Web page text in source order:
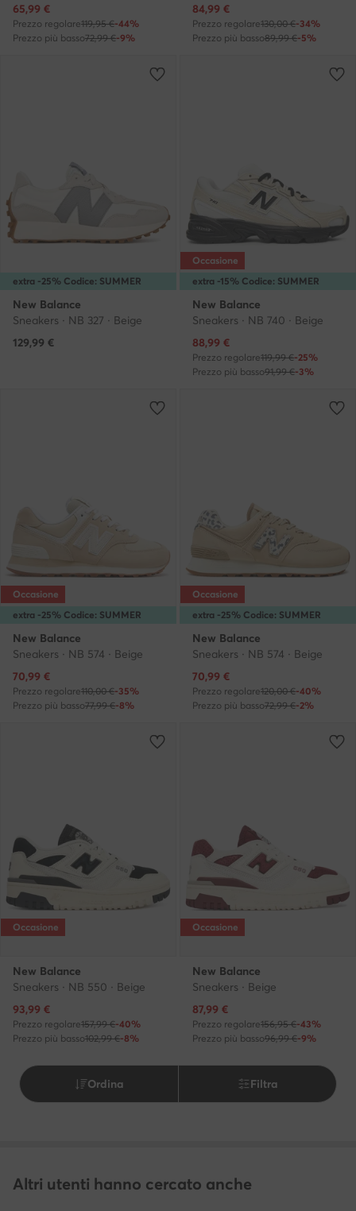
Prezzo attuale
65,99 €
Prezzo regolare119,95 €-44%
Prezzo più basso72,99 €-9%
Prezzo attuale
84,99 €
Prezzo regolare130,00 €-34%
Prezzo più basso89,99 €-5%
extra -25% Codice: SUMMER
New Balance
Sneakers · NB 327 · Beige
129,99 €
extra -15% Codice: SUMMER
Occasione
New Balance
Sneakers · NB 740 · Beige
Prezzo attuale
88,99 €
Prezzo regolare119,99 €-25%
Prezzo più basso91,99 €-3%
extra -25% Codice: SUMMER
Occasione
New Balance
Sneakers · NB 574 · Beige
Prezzo attuale
70,99 €
Prezzo regolare110,00 €-35%
Prezzo più basso77,99 €-8%
extra -25% Codice: SUMMER
Occasione
New Balance
Sneakers · NB 574 · Beige
Prezzo attuale
70,99 €
Prezzo regolare120,00 €-40%
Prezzo più basso72,99 €-2%
Occasione
New Balance
Sneakers · NB 550 · Beige
Prezzo attuale
93,99 €
Prezzo regolare157,99 €-40%
Prezzo più basso102,99 €-8%
Occasione
New Balance
Sneakers · Beige
Prezzo attuale
87,99 €
Prezzo regolare156,95 €-43%
Prezzo più basso96,99 €-9%
Ordina Filtra
Altri utenti hanno cercato anche